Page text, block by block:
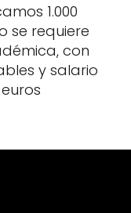
1.000
se requiere
con
y salario